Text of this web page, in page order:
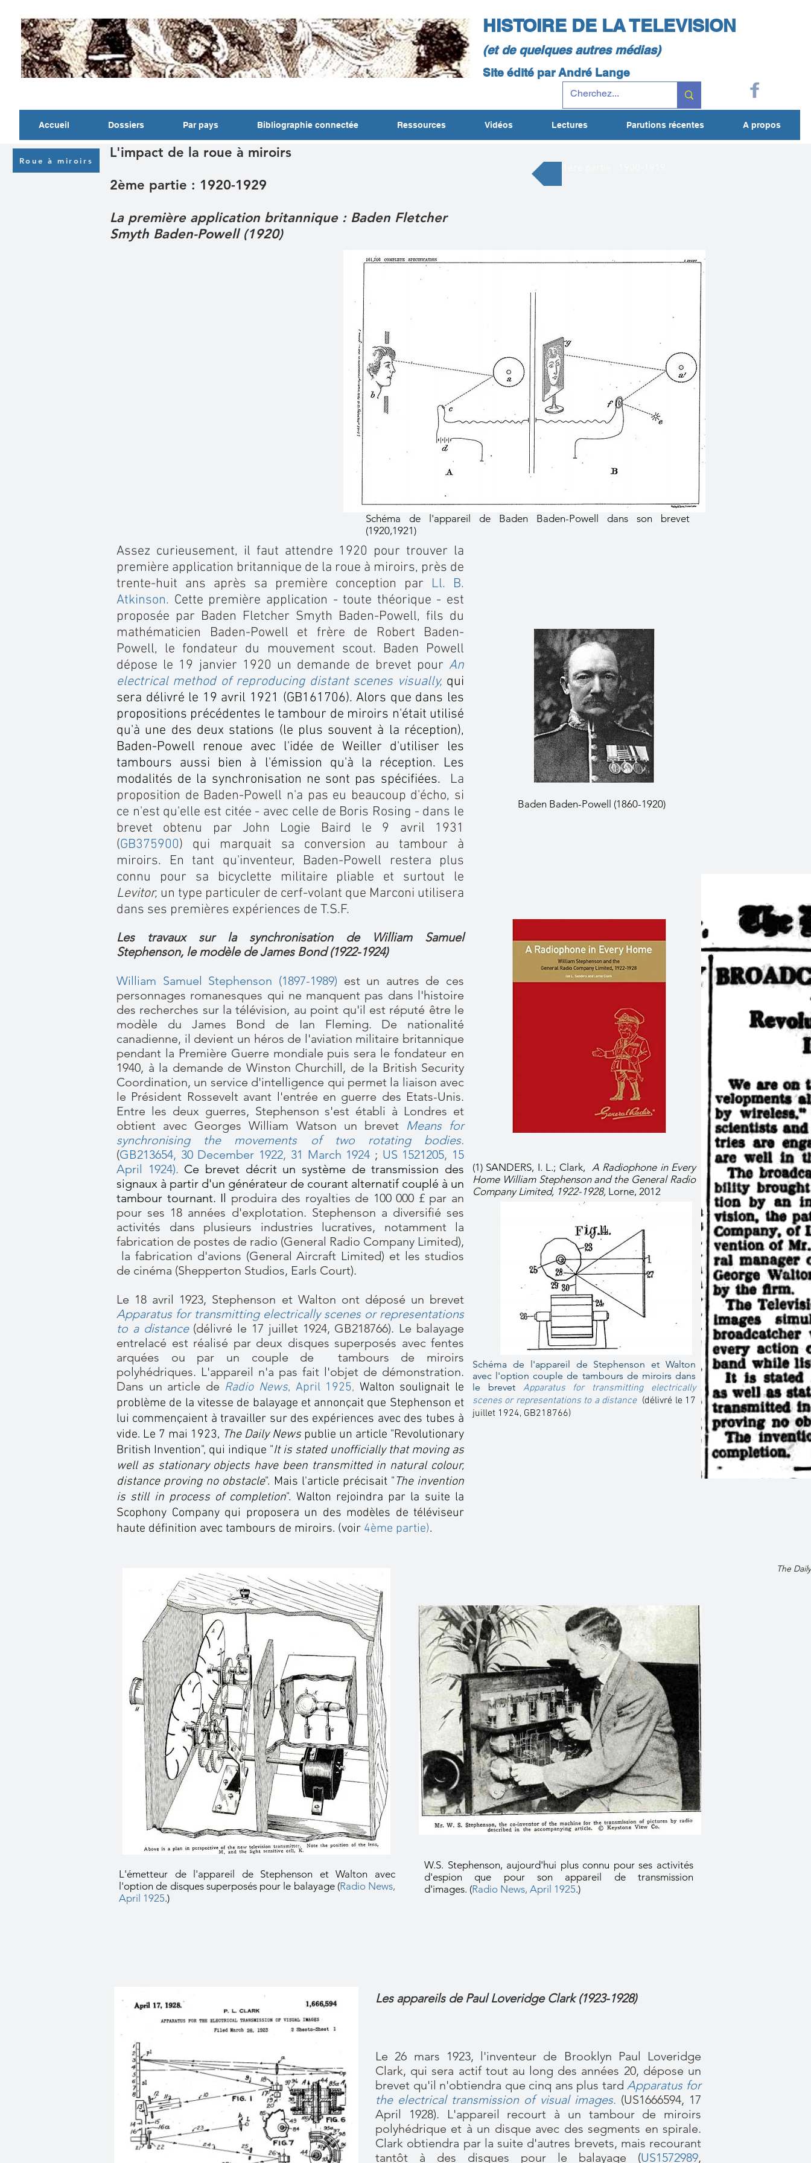
HISTOIRE DE LA TELEVISION
(et de quelques autres médias)
Site édité par André Lange
Accueil Dossiers Par pays Bibliographie connectée Ressources Vidéos Lectures Parutions récentes A propos
Roue à miroirs
L'impact de la roue à miroirs
2ème partie : 1920-1929
La première application britannique : Baden Fletcher
Smyth Baden-Powell (1920)
Schéma de l'appareil de Baden Baden-Powell dans son brevet
(1920,1921)
Assez curieusement, il faut attendre 1920 pour trouver la
première application britannique de la roue à miroirs, près de
trente-huit ans après sa première conception par Ll. B.
Atkinson. Cette première application - toute théorique - est
proposée par Baden Fletcher Smyth Baden-Powell, fils du
mathématicien Baden-Powell et frère de Robert Baden-
Powell, le fondateur du mouvement scout. Baden Powell
dépose le 19 janvier 1920 un demande de brevet pour An
electrical method of reproducing distant scenes visually, qui
sera délivré le 19 avril 1921 (GB161706). Alors que dans les
propositions précédentes le tambour de miroirs n'était utilisé
qu'à une des deux stations (le plus souvent à la réception),
Baden-Powell renoue avec l'idée de Weiller d'utiliser les
tambours aussi bien à l'émission qu'à la réception. Les
modalités de la synchronisation ne sont pas spécifiées. La
proposition de Baden-Powell n'a pas eu beaucoup d'écho, si
ce n'est qu'elle est citée - avec celle de Boris Rosing - dans le
brevet obtenu par John Logie Baird le 9 avril 1931
(GB375900) qui marquait sa conversion au tambour à
miroirs. En tant qu'inventeur, Baden-Powell restera plus
connu pour sa bicyclette militaire pliable et surtout le
Levitor, un type particuler de cerf-volant que Marconi utilisera
dans ses premières expériences de T.S.F.
Les travaux sur la synchronisation de William Samuel
Stephenson, le modèle de James Bond (1922-1924)
William Samuel Stephenson (1897-1989) est un autres de ces
personnages romanesques qui ne manquent pas dans l'histoire
des recherches sur la télévision, au point qu'il est réputé être le
modèle du James Bond de Ian Fleming. De nationalité
canadienne, il devient un héros de l'aviation militaire britannique
pendant la Première Guerre mondiale puis sera le fondateur en
1940, à la demande de Winston Churchill, de la British Security
Coordination, un service d'intelligence qui permet la liaison avec
le Président Rossevelt avant l'entrée en guerre des Etats-Unis.
Entre les deux guerres, Stephenson s'est établi à Londres et
obtient avec Georges William Watson un brevet Means for
synchronising the movements of two rotating bodies.
(GB213654, 30 December 1922, 31 March 1924 ; US 1521205, 15
April 1924). Ce brevet décrit un système de transmission des
signaux à partir d'un générateur de courant alternatif couplé à un
tambour tournant. Il produira des royalties de 100 000 £ par an
pour ses 18 années d'explotation. Stephenson a diversifié ses
activités dans plusieurs industries lucratives, notamment la
fabrication de postes de radio (General Radio Company Limited),
la fabrication d'avions (General Aircraft Limited) et les studios
de cinéma (Shepperton Studios, Earls Court).
Le 18 avril 1923, Stephenson et Walton ont déposé un brevet
Apparatus for transmitting electrically scenes or representations
to a distance(délivré le 17 juillet 1924, GB218766). Le balayage
entrelacé est réalisé par deux disques superposés avec fentes
arquées ou par un couple de tambours de miroirs
polyhédriques. L'appareil n'a pas fait l'objet de démonstration.
Dans un article de Radio News, April 1925, Walton soulignait le
problème de la vitesse de balayage et annonçait que Stephenson et
lui commençaient à travailler sur des expériences avec des tubes à
vide. Le 7 mai 1923, The Daily News publie un article "Revolutionary
British Invention", qui indique "It is stated unofficially that moving as
well as stationary objects have been transmitted in natural colour,
distance proving no obstacle". Mais l'article précisait "The invention
is still in process of completion". Walton rejoindra par la suite la
Scophony Company qui proposera un des modèles de téléviseur
haute définition avec tambours de miroirs. (voir 4ème partie).
Baden Baden-Powell (1860-1920)
(1) SANDERS, I. L.; Clark, A Radiophone in Every
Home William Stephenson and the General Radio
Company Limited, 1922-1928, Lorne, 2012
Schéma de l'appareil de Stephenson et Walton
avec l'option couple de tambours de miroirs dans
le brevet
Apparatus for transmitting electrically
scenes or representations to a distance (délivré le 17
juillet 1924, GB218766)
The
L'émetteur de l'appareil de Stephenson et Walton avec
l'option de disques superposés pour le balayage (Radio News,
April 1925.)
W.S. Stephenson, aujourd'hui plus connu pour ses activités
d'espion que pour son appareil de transmission
d'images. (Radio News, April 1925.)
Les appareils de Paul Loveridge Clark (1923-1928)
Le 26 mars 1923, l'inventeur de Brooklyn Paul Loveridge
Clark, qui sera actif tout au long des années 20, dépose un
brevet qu'il n'obtiendra que cinq ans plus tardApparatus for
the electrical transmission of visual images. (US1666594, 17
April 1928). L'appareil recourt à un tambour de miroirs
polyhédrique et à un disque avec des segments en spirale.
Clark obtiendra par la suite d'autres brevets, mais recourant
tantôt à des disques pour le balayage (US1572989,